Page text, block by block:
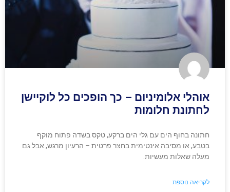
אוהלי אלומיניום – כך הופכים כל לוקיישן
לחתונת חלומות
חתונה בחוף הים עם גלי הים ברקע, טקס בשדה פתוח מוקף
בטבע, או מסיבה אינטימית בחצר פרטית – הרעיון מרגש, אבל גם
מעלה שאלות מעשיות.
לקריאה נוספת